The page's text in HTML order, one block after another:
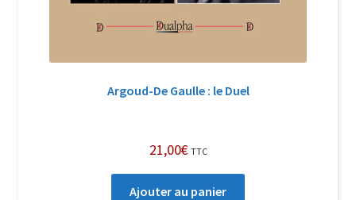
Argoud-De Gaulle : le Duel
21,00€ TTC
Ajouter au panier